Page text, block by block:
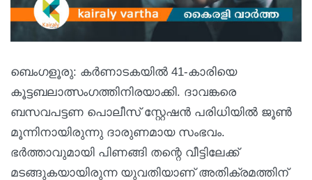
ബെംഗളൂരു: കര്‍ണാടകയില്‍ 41-കാരിയെ
കൂട്ടബലാത്സംഗത്തിനിരയാക്കി. ദാവങ്കരെ
ബസവപട്ടണ പൊലീസ് സ്റ്റേഷന്‍ പരിധിയില്‍ ജൂണ്‍
മൂന്നിനായിരുന്നു ദാരുണമായ സംഭവം.
ഭര്‍ത്താവുമായി പിണങ്ങി തന്റെ വീട്ടിലേക്ക്
മടങ്ങുകയായിരുന്ന യുവതിയാണ് അതിക്രമത്തിന്